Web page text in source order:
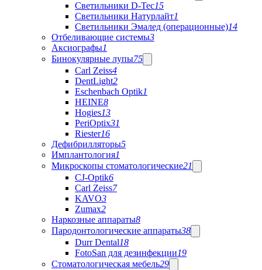
Светильники D-Tec15
Светильники Натурлайт1
Светильники Эмалед (операционные)14
Отбеливающие системы3
Аксиографы1
Бинокулярные лупы75
Carl Zeiss4
DentLight2
Eschenbach Optik1
HEINE8
Hogies13
PeriOptix31
Riester16
Дефибрилляторы5
Имплантология1
Микроскопы стоматологические21
CJ-Optik6
Carl Zeiss7
KAVO3
Zumax2
Наркозные аппараты8
Пародонтологические аппараты38
Durr Dental18
FotoSan для дезинфекции19
Стоматологическая мебель29